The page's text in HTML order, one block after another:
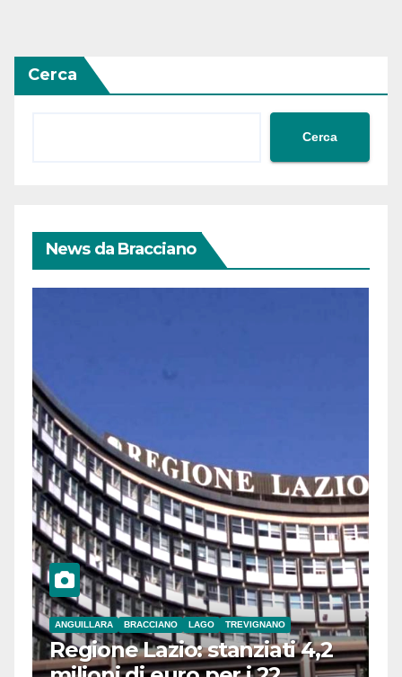
Cerca
Cerca
News da Bracciano
ANGUILLARA BRACCIANO LAGO TREVIGNANO
Regione Lazio: stanziati 4,2